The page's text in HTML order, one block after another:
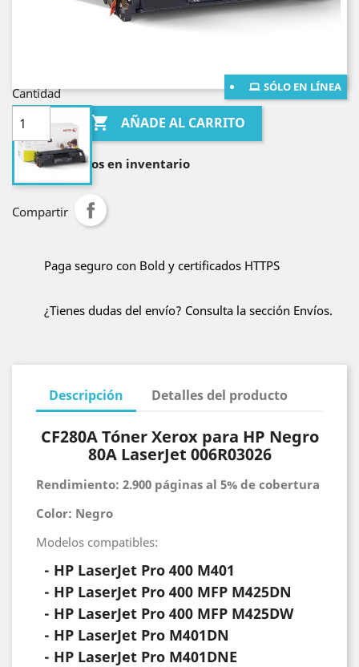
SÓLO EN LÍNEA
¡Envío gratis en Bogotá!
Cantidad
 AÑADE AL CARRITO
Lo tenemos en inventario
Compartir
Paga seguro con Bold y certificados HTTPS
¿Tienes dudas del envío? Consulta la sección Envíos.
Descripción Detalles del producto
CF280A Tóner Xerox para HP Negro
80A LaserJet 006R03026
Rendimiento: 2.900 páginas al 5% de cobertura
Color: Negro
Modelos compatibles:
- HP LaserJet Pro 400 M401
- HP LaserJet Pro 400 MFP M425DN
- HP LaserJet Pro 400 MFP M425DW
- HP LaserJet Pro M401DN
- HP LaserJet Pro M401DNE